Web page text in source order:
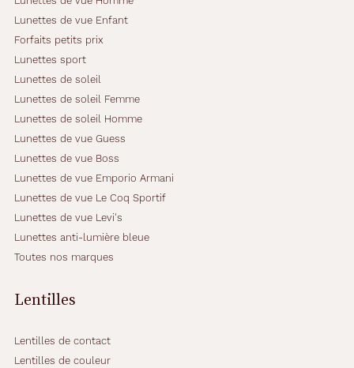
Lunettes de vue Enfant
Forfaits petits prix
Lunettes sport
Lunettes de soleil
Lunettes de soleil Femme
Lunettes de soleil Homme
Lunettes de vue Guess
Lunettes de vue Boss
Lunettes de vue Emporio Armani
Lunettes de vue Le Coq Sportif
Lunettes de vue Levi's
Lunettes anti-lumière bleue
Toutes nos marques
Lentilles
Lentilles de contact
Lentilles de couleur